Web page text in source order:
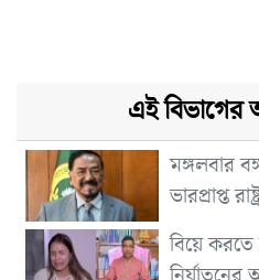
এই
মঙ্গলবার
ভারপ্রাপ্ত
বিয়ে করতে